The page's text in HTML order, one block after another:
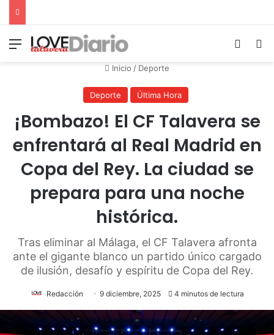
Menú
Inicio / Deporte
Deporte Última Hora
¡Bombazo! El CF Talavera se
enfrentará al Real Madrid en
Copa del Rey. La ciudad se
prepara para una noche
histórica.
Tras eliminar al Málaga, el CF Talavera afronta
ante el gigante blanco un partido único cargado
de ilusión, desafío y espíritu de Copa del Rey.
Redacción 9 diciembre, 2025 4 minutos de lectura